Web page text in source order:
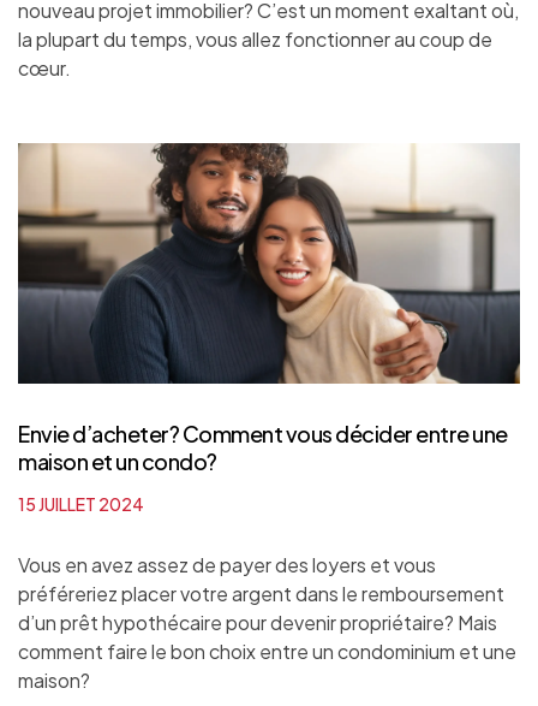
nouveau projet immobilier? C’est un moment exaltant où,
la plupart du temps, vous allez fonctionner au coup de
cœur.
Envie d’acheter? Comment vous décider entre une
maison et un condo?
15 JUILLET 2024
Vous en avez assez de payer des loyers et vous
préféreriez placer votre argent dans le remboursement
d’un prêt hypothécaire pour devenir propriétaire? Mais
comment faire le bon choix entre un condominium et une
maison?